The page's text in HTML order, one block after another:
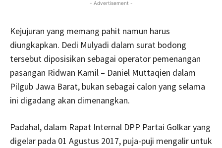
- Advertisement -
Kejujuran yang memang pahit namun harus
diungkapkan. Dedi Mulyadi dalam surat bodong
tersebut diposisikan sebagai operator pemenangan
pasangan Ridwan Kamil – Daniel Muttaqien dalam
Pilgub Jawa Barat, bukan sebagai calon yang selama
ini digadang akan dimenangkan.
Padahal, dalam Rapat Internal DPP Partai Golkar yang
digelar pada 01 Agustus 2017, puja-puji mengalir untuk